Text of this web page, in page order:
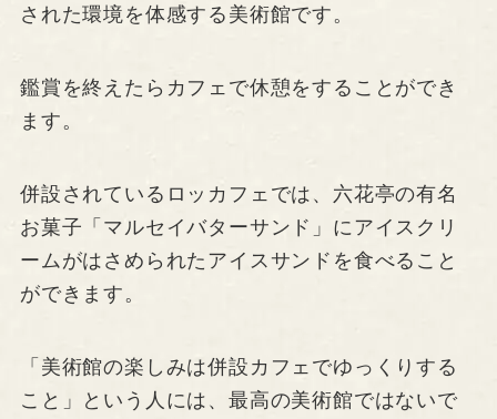
された環境を体感する美術館です。
鑑賞を終えたらカフェで休憩をすることができ
ます。
併設されているロッカフェでは、六花亭の有名
お菓子「マルセイバターサンド」にアイスクリ
ームがはさめられたアイスサンドを食べること
ができます。
「美術館の楽しみは併設カフェでゆっくりする
こと」という人には、最高の美術館ではないで